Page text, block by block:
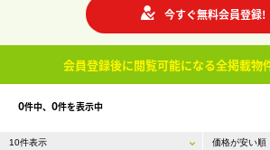
今すぐ無料会員登録!
会員登録後に閲覧可能になる全掲載物
0件中、 0件を表示中